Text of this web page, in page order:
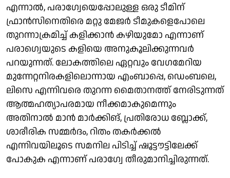
എന്നാൽ, പരാഗ്വേയെപ്പോലുള്ള ഒരു ടീമിന്
ഫ്രാൻസിനെതിരെ മറ്റു മേജർ ടീമുകളെപോലെ
തുറന്നാക്രമിച്ച് കളിക്കാൻ കഴിയുമോ എന്നാണ്
പരാ​ഗ്വെയുടെ കളിയെ അനുകൂലിക്കുന്നവർ
പറയുന്നത്. ലോകത്തിലെ ഏറ്റവും വേഗമേറിയ
മുന്നേറ്റനിരകളിലൊന്നായ എംബാപ്പെ, ഡെംബലെ,
ലിസെ എന്നിവരെ തുറന്ന മൈതാനത്ത് നേരിടുന്നത്
ആത്മഹത്യാപരമായ നീക്കമാകുമെന്നും
അതിനാൽ മാൻ മാർക്കിങ്, പ്രതിരോധ ബ്ലോക്ക്,
ശാരീരിക സമ്മർദം, റിതം തകർക്കൽ
എന്നിവയിലൂടെ സമനില പിടിച്ച് ഷൂട്ടൗട്ടിലേക്ക്
പോകുക എന്നാണ് പരാഗ്വേ തീരുമാനിച്ചിരുന്നത്.